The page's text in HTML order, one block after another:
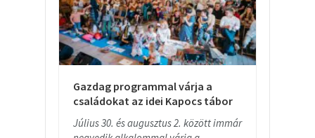
Gazdag programmal várja a
családokat az idei Kapocs tábor
Július 30. és augusztus 2. között immár